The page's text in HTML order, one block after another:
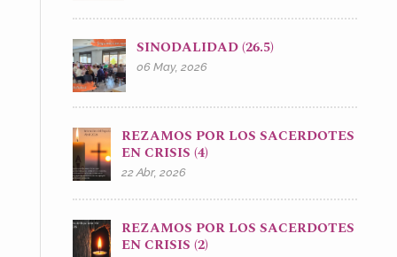
SINODALIDAD (26.5)
06 May, 2026
REZAMOS POR LOS SACERDOTES
EN CRISIS (4)
22 Abr, 2026
REZAMOS POR LOS SACERDOTES
EN CRISIS (2)